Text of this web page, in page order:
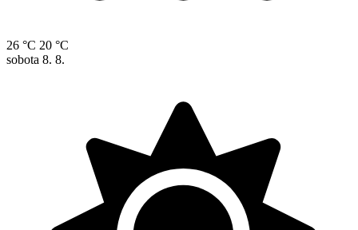
26 °C 20 °C
sobota 8. 8.